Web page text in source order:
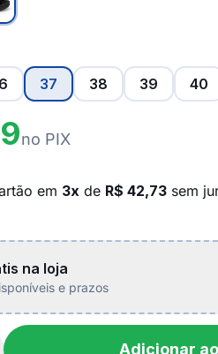
37 38 39 40
no PIX
em 3x de R$ 42,73 sem
na loja
e prazos
Adicionar